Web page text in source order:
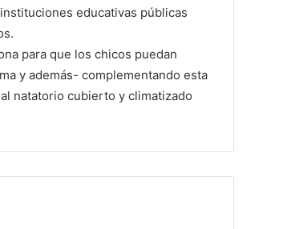
educativas públicas
para que los chicos puedan
y además- complementando esta
natatorio cubierto y climatizado